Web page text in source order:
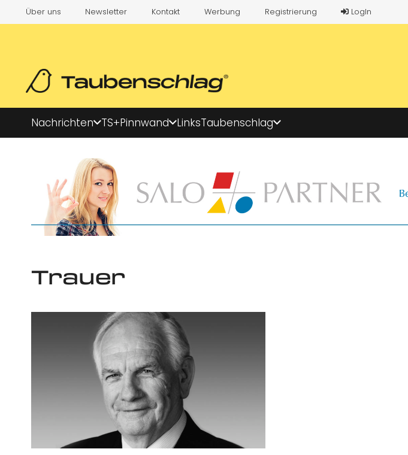
Über uns Newsletter Kontakt Werbung Registrierung LogIn
Nachrichten TS+Pinnwand LinksTaubenschlag
Trauer